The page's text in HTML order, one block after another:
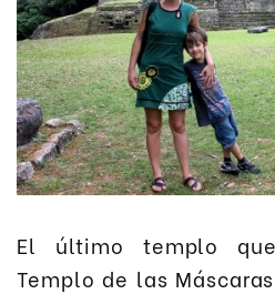
El último templo
Templo de las